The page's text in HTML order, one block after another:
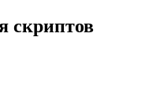
скриптов